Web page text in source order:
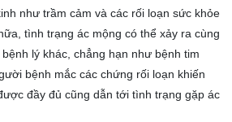
như trầm cảm và các rối loạn sức khỏe
tình trạng ác mộng có thể xảy ra cùng
lý khác, chẳng hạn như bệnh tim
bệnh mắc các chứng rối loạn khiến
đầy đủ cũng dẫn tới tình trạng gặp ác